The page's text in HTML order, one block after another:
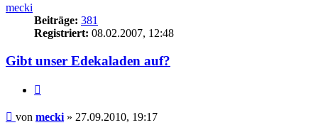
mecki
Beiträge: 381
Registriert: 08.02.2007, 12:48
Gibt unser Edekaladen auf?
Beitrag
von mecki » 27.09.2010, 19:17